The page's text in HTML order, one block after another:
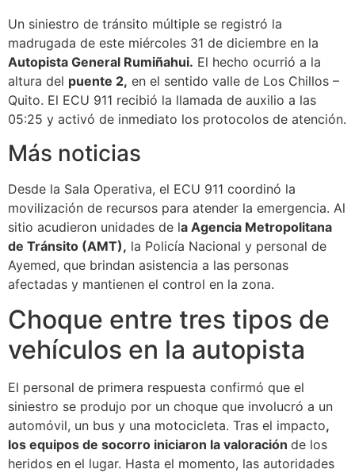
Un siniestro de tránsito múltiple se registró la
madrugada de este miércoles 31 de diciembre en la
Autopista General Rumiñahui. El hecho ocurrió a la
altura del puente 2, en el sentido valle de Los Chillos –
Quito. El ECU 911 recibió la llamada de auxilio a las
05:25 y activó de inmediato los protocolos de atención.
Más noticias
Desde la Sala Operativa, el ECU 911 coordinó la
movilización de recursos para atender la emergencia. Al
sitio acudieron unidades de la Agencia Metropolitana
de Tránsito (AMT), la Policía Nacional y personal de
Ayemed, que brindan asistencia a las personas
afectadas y mantienen el control en la zona.
Choque entre tres tipos de
vehículos en la autopista
El personal de primera respuesta confirmó que el
siniestro se produjo por un choque que involucró a un
automóvil, un bus y una motocicleta. Tras el impacto,
los equipos de socorro iniciaron la valoración de los
heridos en el lugar. Hasta el momento, las autoridades